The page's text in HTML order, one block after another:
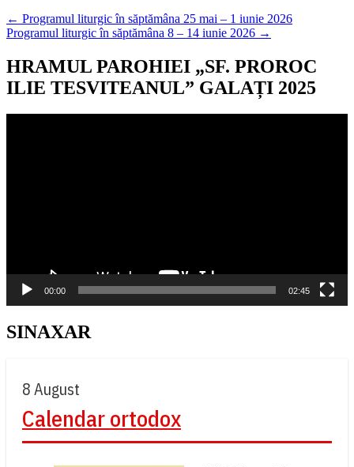
← Programul liturgic în săptămâna 25 mai – 1 iunie 2026
Programul liturgic în săptămâna 8 – 14 iunie 2026 →
HRAMUL PAROHIEI „SF. PROROC
ILIE TESVITEANUL” GALAȚI 2025
00:00 02:45
SINAXAR
8 August
Calendar ortodox